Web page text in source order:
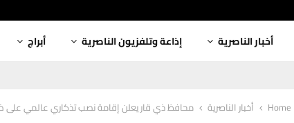
أخبار الناصرية إذاعة وتلفزيون الناصرية أبراج
Home أخبار الناصرية محافظ ذي قار يعلن إقامة نصب تذكاري عالمي على